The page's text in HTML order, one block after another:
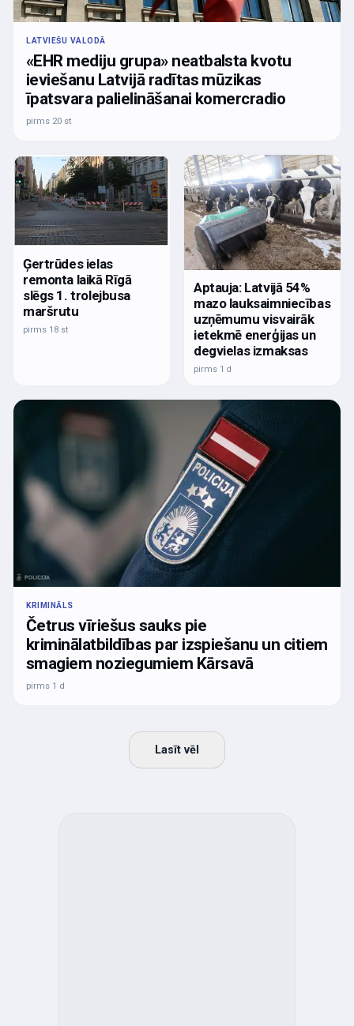
LATVIEŠU VALODĀ
«EHR mediju grupa» neatbalsta kvotu
ieviešanu Latvijā radītas mūzikas
īpatsvara palielināšanai komercradio
pirms 20 st
Ģertrūdes ielas
remonta laikā Rīgā
slēgs 1. trolejbusa
maršrutu
pirms 18 st
Aptauja: Latvijā 54%
mazo lauksaimniecības
uzņēmumu visvairāk
ietekmē enerģijas un
degvielas izmaksas
pirms 1 d
KRIMINĀLS
Četrus vīriešus sauks pie
kriminālatbildības par izspiešanu un citiem
smagiem noziegumiem Kārsavā
pirms 1 d
Lasīt vēl